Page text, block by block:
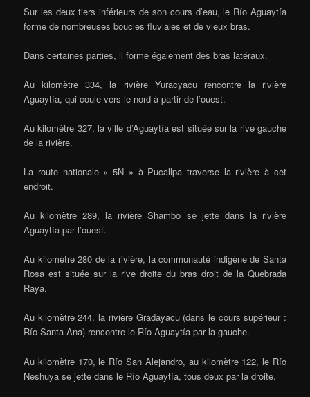
Sur les deux tiers inférieurs de son cours d’eau, le Río Aguaytía
forme de nombreuses boucles fluviales et de vieux bras.
Dans certaines parties, il forme également des bras latéraux.
Au kilomètre 334, la rivière Yuracyacu rencontre la rivière
Aguaytía, qui coule vers le nord à partir de l’ouest.
Au kilomètre 327, la ville d’Aguaytía est située sur la rive gauche
de la rivière.
La route nationale « 5N » à Pucallpa traverse la rivière à cet
endroit.
Au kilomètre 289, la rivière Shambo se jette dans la rivière
Aguaytía par l’ouest.
Au kilomètre 280 de la rivière, la communauté indigène de Santa
Rosa est située sur la rive droite du bras droit de la Quebrada
Raya.
Au kilomètre 244, la rivière Gradayacu (dans le cours supérieur :
Río Santa Ana) rencontre le Río Aguaytía par la gauche.
Au kilomètre 170, le Río San Alejandro, au kilomètre 122, le Río
Neshuya se jette dans le Río Aguaytía, tous deux par la droite.